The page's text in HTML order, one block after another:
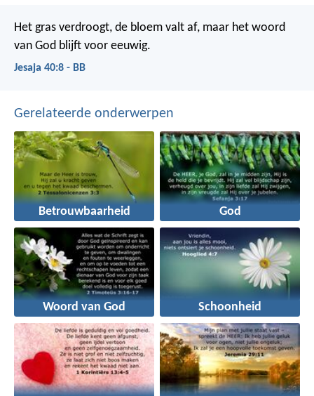
Het gras verdroogt, de bloem valt af, maar het woord
van God blijft voor eeuwig.
Jesaja 40:8 - BB
Gerelateerde onderwerpen
Betrouwbaarheid God
Woord van God Schoonheid